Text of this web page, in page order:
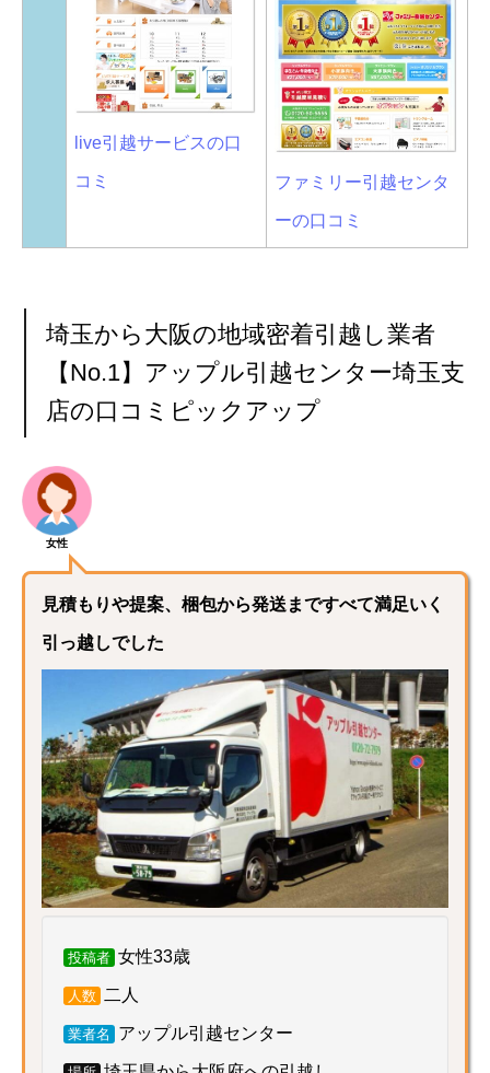
live引越サービスの口
コミ ファミリー引越センタ
ーの口コミ
埼玉から大阪の地域密着引越し業者
【No.1】アップル引越センター埼玉支
店の口コミピックアップ
女性
見積もりや提案、梱包から発送まですべて満足いく
引っ越しでした
投稿者 女性33歳
人数 二人
業者名 アップル引越センター